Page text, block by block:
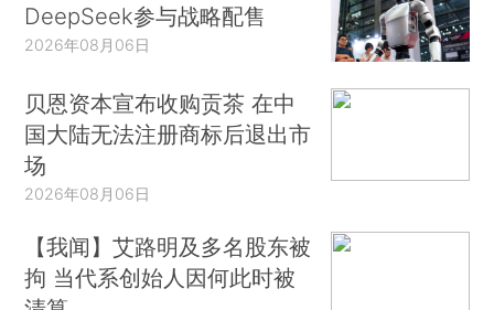
DeepSeek参与战略配售
2026年08月06日
贝恩资本宣布收购贡茶 在中
国大陆无法注册商标后退出市
场
2026年08月06日
【我闻】艾路明及多名股东被
拘 当代系创始人因何此时被